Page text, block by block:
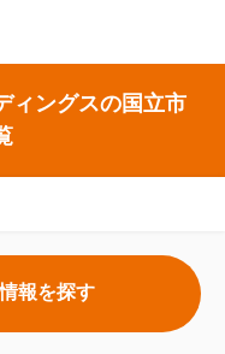
ィングスの国立市
報を探す